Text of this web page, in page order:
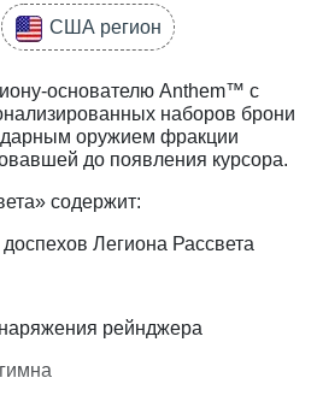
США регион
основателю Anthem™ с
наборов брони
оружием фракции
до появления курсора.
содержит:
Легиона Рассвета
рейнджера